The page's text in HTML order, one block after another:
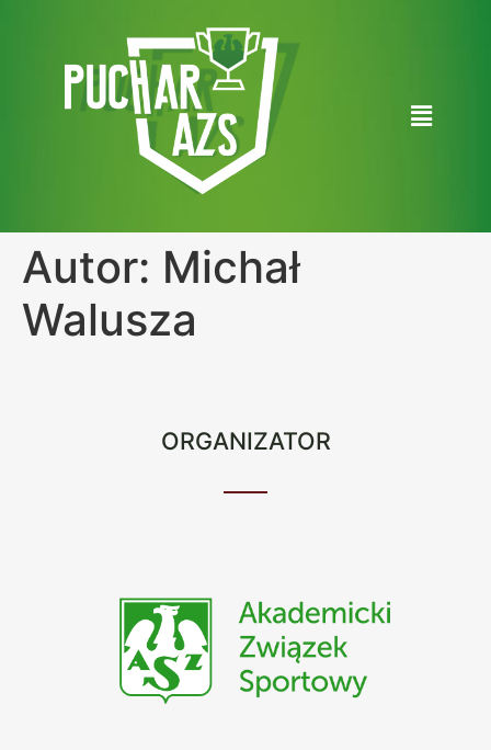
Autor: Michał
Walusza
ORGANIZATOR